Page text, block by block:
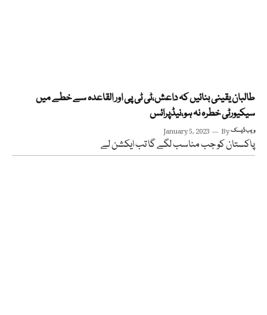
طالبان یقینی بنائیں کہ داعش،ٹی ٹی پی اور القاعدہ سے خطے میں
سیکیورٹی خطرہ نہ ہو،نیڈپرائس
January 5, 2023 Byویب ڈیسک
پاکستان کو جب مناسب لگے گا تب ایکشن لے